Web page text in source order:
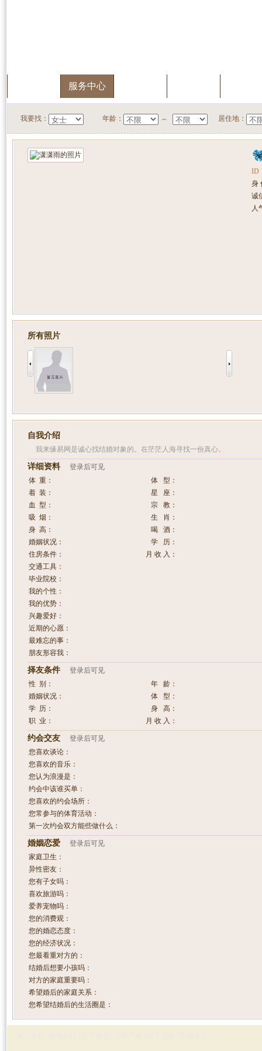
服务中心
我要找： 年龄： ～ 居住地：
ID
身
诚
人
所有照片
自我介绍
我来缘易网是诚心找结婚对象的。在茫茫人海寻找一份真心。
详细资料 登录后可见
体 重：
体 型：
着 装：
星 座：
血 型：
宗 教：
吸 烟：
生 肖：
身 高：
喝 酒：
婚姻状况：
学 历：
住房条件：
月 收 入：
交通工具：
毕业院校：
我的个性：
我的优势：
兴趣爱好：
近期的心愿：
最难忘的事：
朋友形容我：
择友条件 登录后可见
性 别：
年 龄：
婚姻状况：
体 型：
学 历：
身 高：
职 业：
月 收 入：
约会交友 登录后可见
您喜欢谈论：
您喜欢的音乐：
您认为浪漫是：
约会中该谁买单：
您喜欢的约会场所：
您常参与的体育活动：
第一次约会双方能些做什么：
婚姻恋爱 登录后可见
家庭卫生：
异性密友：
您有子女吗：
喜欢旅游吗：
爱养宠物吗：
您的消费观：
您的婚恋态度：
您的经济状况：
您最看重对方的：
结婚后想要小孩吗：
对方的家庭重要吗：
希望婚后的家庭关系：
您希望结婚后的生活圈是：